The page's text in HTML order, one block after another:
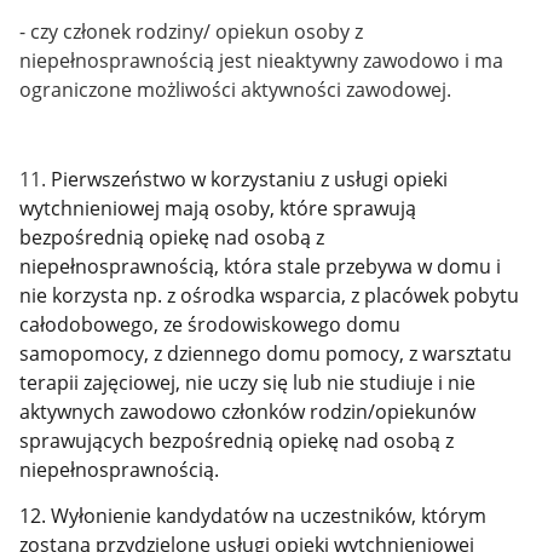
- czy członek rodziny/ opiekun osoby z
niepełnosprawnością jest nieaktywny zawodowo i ma
ograniczone możliwości aktywności zawodowej.
11. Pierwszeństwo w korzystaniu z usługi opieki
wytchnieniowej mają osoby, które sprawują
bezpośrednią opiekę nad osobą z
niepełnosprawnością, która stale przebywa w domu i
nie korzysta np. z ośrodka wsparcia, z placówek pobytu
całodobowego, ze środowiskowego domu
samopomocy, z dziennego domu pomocy, z warsztatu
terapii zajęciowej, nie uczy się lub nie studiuje i nie
aktywnych zawodowo członków rodzin/opiekunów
sprawujących bezpośrednią opiekę nad osobą z
niepełnosprawnością.
12. Wyłonienie kandydatów na uczestników, którym
zostaną przydzielone usługi opieki wytchnieniowej